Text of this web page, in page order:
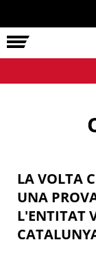
LA VOLTA
UNA
L'ENTITAT